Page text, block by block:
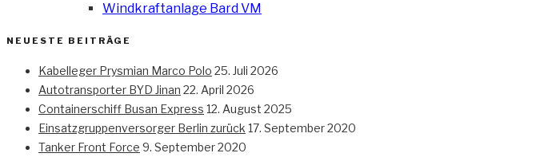
Windkraftanlage Bard VM
NEUESTE BEITRÄGE
Kabelleger Prysmian Marco Polo 25. Juli 2026
Autotransporter BYD Jinan 22. April 2026
Containerschiff Busan Express 12. August 2025
Einsatzgruppenversorger Berlin zurück 17. September 2020
Tanker Front Force 9. September 2020